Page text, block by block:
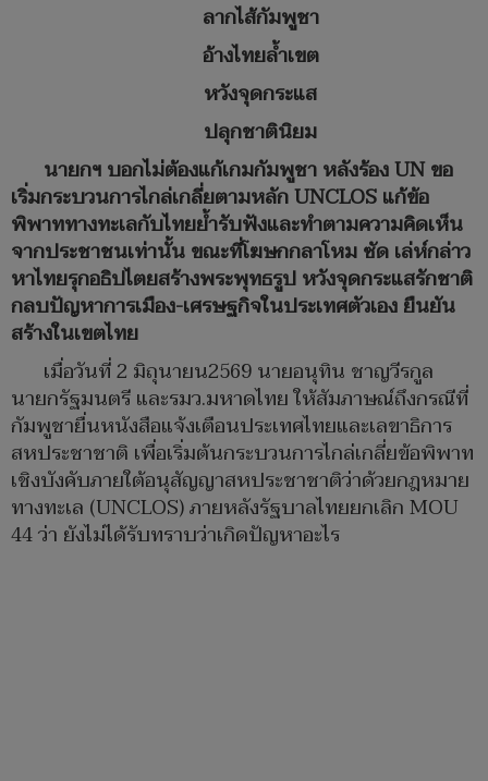
ลากไส้กัมพูชา
อ้างไทยล้ำเขต
หวังจุดกระแส
ปลุกชาตินิยม
นายกฯ บอกไม่ต้องแก้เกมกัมพูชา หลังร้อง UNขอ
เริ่มกระบวนการไกล่เกลี่ยตามหลัก UNCLOSแก้ข้อ
พิพาททางทะเลกับไทยย้ำรับฟังและทำตามความคิดเห็น
จากประชาชนเท่านั้นขณะที่โฆษกกลาโหม ซัด เล่ห์กล่าว
หาไทยรุกอธิปไตยสร้างพระพุทธรูป หวังจุดกระแสรักชาติ
กลบปัญหาการเมือง-เศรษฐกิจในประเทศตัวเอง ยืนยัน
สร้างในเขตไทย
เมื่อวันที่ 2 มิถุนายน2569 นายอนุทิน ชาญวีรกูล
นายกรัฐมนตรี และรมว.มหาดไทย ให้สัมภาษณ์ถึงกรณีที่
กัมพูชายื่นหนังสือแจ้งเตือนประเทศไทยและเลขาธิการ
สหประชาชาติ เพื่อเริ่มต้นกระบวนการไกล่เกลี่ยข้อพิพาท
เชิงบังคับภายใต้อนุสัญญาสหประชาชาติว่าด้วยกฎหมาย
ทางทะเล (UNCLOS) ภายหลังรัฐบาลไทยยกเลิก MOU
44 ว่า ยังไม่ได้รับทราบว่าเกิดปัญหาอะไร